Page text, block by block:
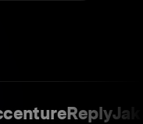
ReplyJakala